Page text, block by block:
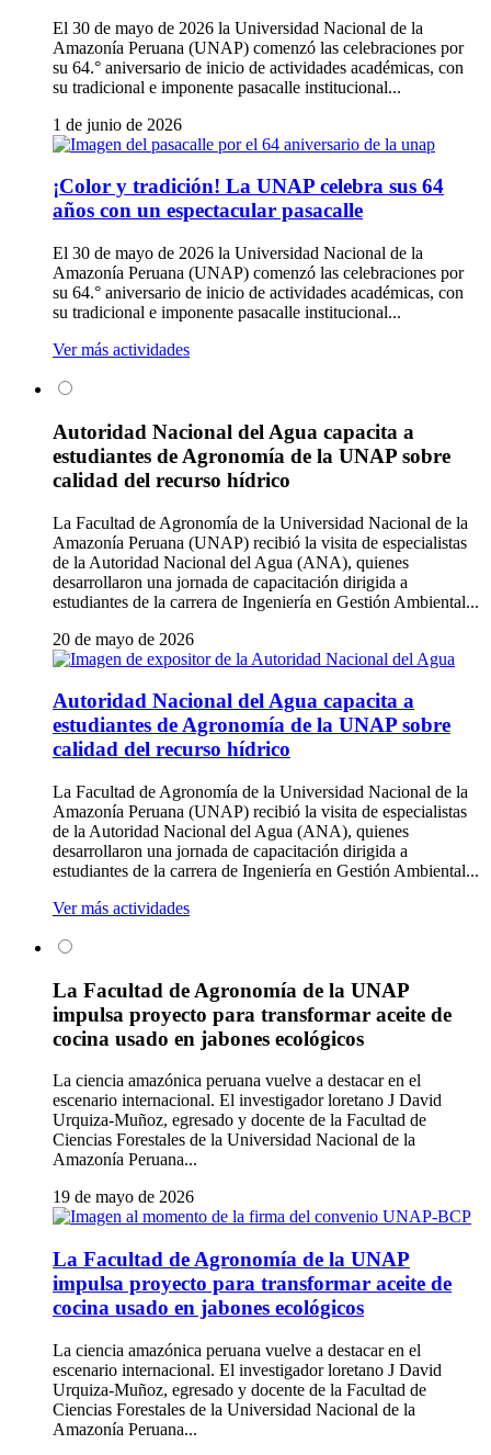
El 30 de mayo de 2026 la Universidad Nacional de la
Amazonía Peruana (UNAP) comenzó las celebraciones por
su 64.° aniversario de inicio de actividades académicas, con
su tradicional e imponente pasacalle institucional...
1 de junio de 2026
¡Color y tradición! La UNAP celebra sus 64
años con un espectacular pasacalle
El 30 de mayo de 2026 la Universidad Nacional de la
Amazonía Peruana (UNAP) comenzó las celebraciones por
su 64.° aniversario de inicio de actividades académicas, con
su tradicional e imponente pasacalle institucional...
Ver más actividades
Autoridad Nacional del Agua capacita a
estudiantes de Agronomía de la UNAP sobre
calidad del recurso hídrico
La Facultad de Agronomía de la Universidad Nacional de la
Amazonía Peruana (UNAP) recibió la visita de especialistas
de la Autoridad Nacional del Agua (ANA), quienes
desarrollaron una jornada de capacitación dirigida a
estudiantes de la carrera de Ingeniería en Gestión Ambiental...
20 de mayo de 2026
Autoridad Nacional del Agua capacita a
estudiantes de Agronomía de la UNAP sobre
calidad del recurso hídrico
La Facultad de Agronomía de la Universidad Nacional de la
Amazonía Peruana (UNAP) recibió la visita de especialistas
de la Autoridad Nacional del Agua (ANA), quienes
desarrollaron una jornada de capacitación dirigida a
estudiantes de la carrera de Ingeniería en Gestión Ambiental...
Ver más actividades
La Facultad de Agronomía de la UNAP
impulsa proyecto para transformar aceite de
cocina usado en jabones ecológicos
La ciencia amazónica peruana vuelve a destacar en el
escenario internacional. El investigador loretano J David
Urquiza-Muñoz, egresado y docente de la Facultad de
Ciencias Forestales de la Universidad Nacional de la
Amazonía Peruana...
19 de mayo de 2026
La Facultad de Agronomía de la UNAP
impulsa proyecto para transformar aceite de
cocina usado en jabones ecológicos
La ciencia amazónica peruana vuelve a destacar en el
escenario internacional. El investigador loretano J David
Urquiza-Muñoz, egresado y docente de la Facultad de
Ciencias Forestales de la Universidad Nacional de la
Amazonía Peruana...